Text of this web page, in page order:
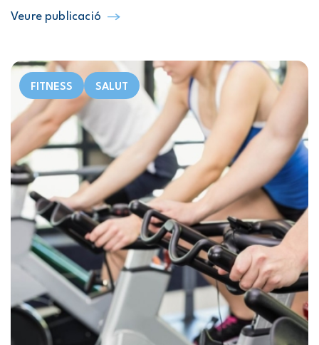
Veure publicació
FITNESS SALUT